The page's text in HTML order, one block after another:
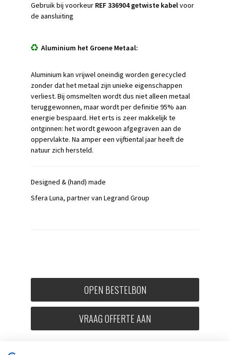
Gebruik bij voorkeur REF 336904 getwiste kabelvoor
de aansluiting
Aluminium het Groene Metaal:
Aluminium kan vrijwel oneindig worden gerecycled
zonder dat het metaal zijn unieke eigenschappen
verliest. Bij omsmelten wordt dus niet alleen metaal
teruggewonnen, maar wordt per definitie 95% aan
energie bespaard. Het erts is zeer makkelijk te
ontginnen: het wordt gewoon afgegraven aan de
oppervlakte. Na amper een vijftiental jaar heeft de
natuur zich hersteld.
Designed & (hand) made
Sfera Luna, partner van Legrand Group
OPEN BESTELBON
VRAAG OFFERTE AAN